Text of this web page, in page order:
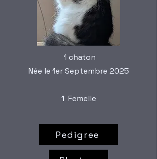
1 chaton
Née le 1er Septembre 2025
1 Femelle
Pedigree